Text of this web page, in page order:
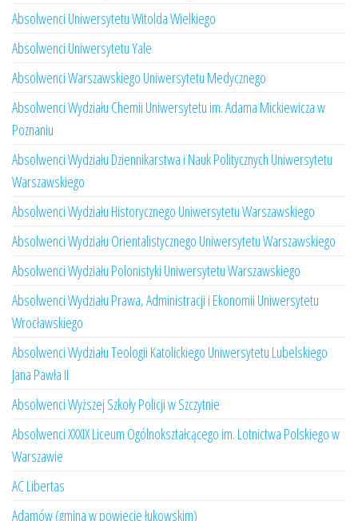
Absolwenci Uniwersytetu Witolda Wielkiego
Absolwenci Uniwersytetu Yale
Absolwenci Warszawskiego Uniwersytetu Medycznego
Absolwenci Wydziału Chemii Uniwersytetu im. Adama Mickiewicza w
Poznaniu
Absolwenci Wydziału Dziennikarstwa i Nauk Politycznych Uniwersytetu
Warszawskiego
Absolwenci Wydziału Historycznego Uniwersytetu Warszawskiego
Absolwenci Wydziału Orientalistycznego Uniwersytetu Warszawskiego
Absolwenci Wydziału Polonistyki Uniwersytetu Warszawskiego
Absolwenci Wydziału Prawa, Administracji i Ekonomii Uniwersytetu
Wrocławskiego
Absolwenci Wydziału Teologii Katolickiego Uniwersytetu Lubelskiego
Jana Pawła II
Absolwenci Wyższej Szkoły Policji w Szczytnie
Absolwenci XXXIX Liceum Ogólnokształcącego im. Lotnictwa Polskiego w
Warszawie
AC Libertas
Adamów (gmina w powiecie łukowskim)